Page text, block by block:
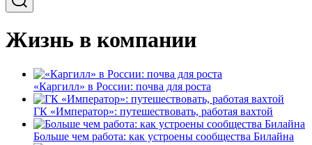
Жизнь в компании
«Каргилл» в России: почва для роста
ГК «Император»: путешествовать, работая вахтой
Больше чем работа: как устроены сообщества Билайна